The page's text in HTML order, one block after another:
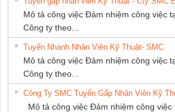
Mô tả công việc Đảm nhiệm công việc
Công ty theo...
Tuyển Nhanh Nhân Viên Kỹ Thuật- SMC
Mô tả công việc Đảm nhiệm công việc
Công ty theo...
Công Ty SMC Tuyển Gấp Nhân Viên Kỹ
Mô tả công việc Đảm nhiệm công việc